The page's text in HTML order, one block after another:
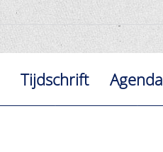
Tijdschrift Agenda